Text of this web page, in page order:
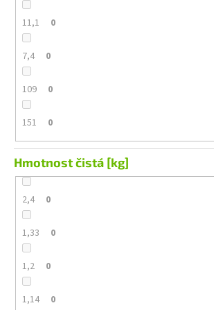
11,1 0
7,4 0
109 0
151 0
Hmotnost čistá [kg]
2,4 0
1,33 0
1,2 0
1,14 0